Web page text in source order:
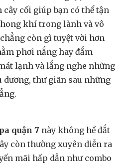
cối giúp bạn có thể tận
khí trong lành và vô
còn gì tuyệt vời hơn
phơi nắng hay đắm
lạnh và lắng nghe những
thư giãn sau những
quận 7 này không hề đắt
còn thường xuyên diễn ra
mãi hấp dẫn như combo